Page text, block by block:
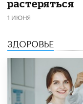
растеряться
1 ИЮНЯ
ЗДОРОВЬЕ